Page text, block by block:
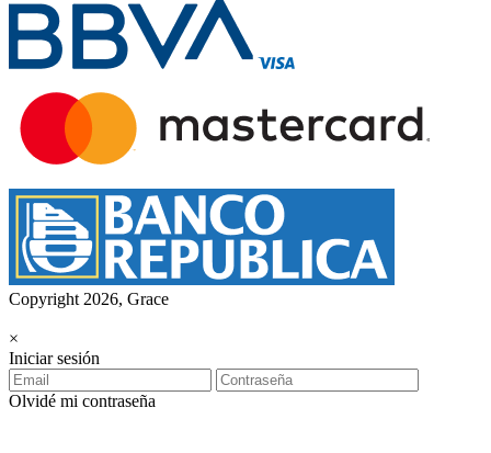
Copyright 2026, Grace
×
Iniciar sesión
Olvidé mi contraseña